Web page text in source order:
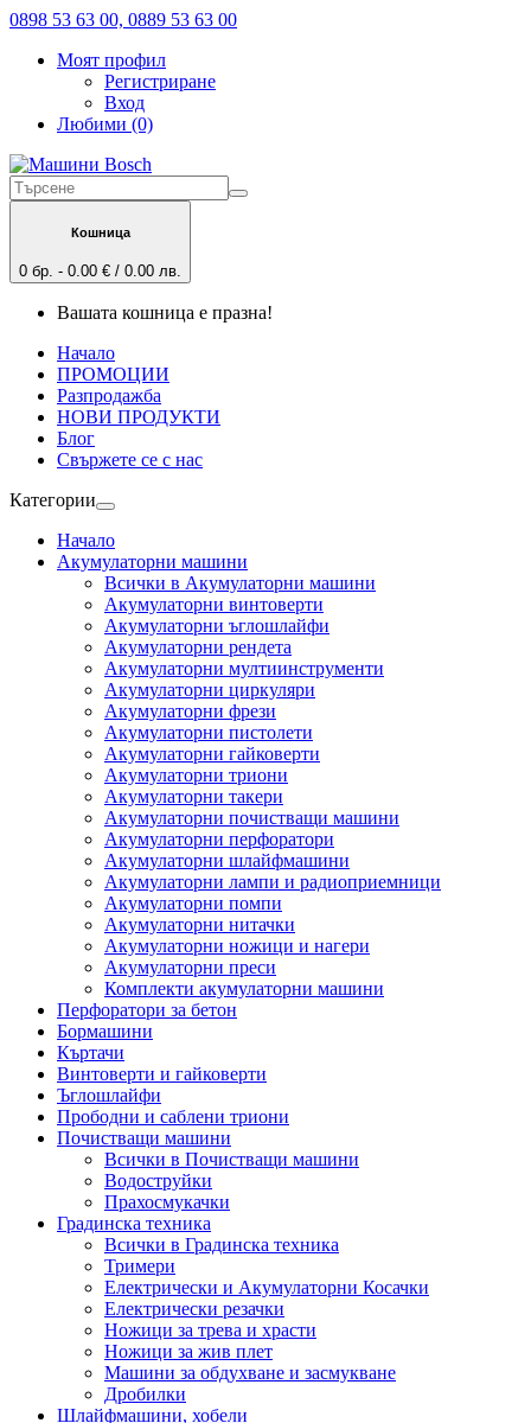
0898 53 63 00, 0889 53 63 00
Моят профил
Регистриране
Вход
Любими (0)
Кошница
0 бр. - 0.00 € / 0.00 лв.
Вашата кошница е празна!
Начало
ПРОМОЦИИ
Разпродажба
НОВИ ПРОДУКТИ
Блог
Свържете се с нас
Категории
Начало
Акумулаторни машини
Всички в Акумулаторни машини
Акумулаторни винтоверти
Акумулаторни ъглошлайфи
Акумулаторни рендета
Акумулаторни мултиинструменти
Акумулаторни циркуляри
Акумулаторни фрези
Акумулаторни пистолети
Акумулаторни гайковерти
Акумулаторни триони
Акумулаторни такери
Акумулаторни почистващи машини
Акумулаторни перфоратори
Акумулаторни шлайфмашини
Акумулаторни лампи и радиоприемници
Акумулаторни помпи
Акумулаторни нитачки
Акумулаторни ножици и нагери
Акумулаторни преси
Комплекти акумулаторни машини
Перфоратори за бетон
Бормашини
Къртачи
Винтоверти и гайковерти
Ъглошлайфи
Прободни и саблени триони
Почистващи машини
Всички в Почистващи машини
Водоструйки
Прахосмукачки
Градинска техника
Всички в Градинска техника
Тримери
Електрически и Акумулаторни Косачки
Електрически резачки
Ножици за трева и храсти
Ножици за жив плет
Машини за обдухване и засмукване
Дробилки
Шлайфмашини, хобели